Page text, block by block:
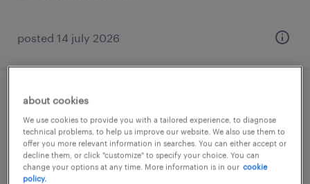
posted 14 july 2026
建設・設備の仕分け・ピッキング・梱包、
設備管理・マシンメンテナンス、検品、清
掃
埼玉県さいたま市岩槻区, 埼玉県
about cookies
We use cookies to provide you with a tailored experience, to diagnose
technical problems, to help us improve our website. We also use them to
offer you more relevant information in searches. You can either accept or
decline them, or click "customize" to specify your choice. You can
change your options at any time. More information is in our cookie
policy.